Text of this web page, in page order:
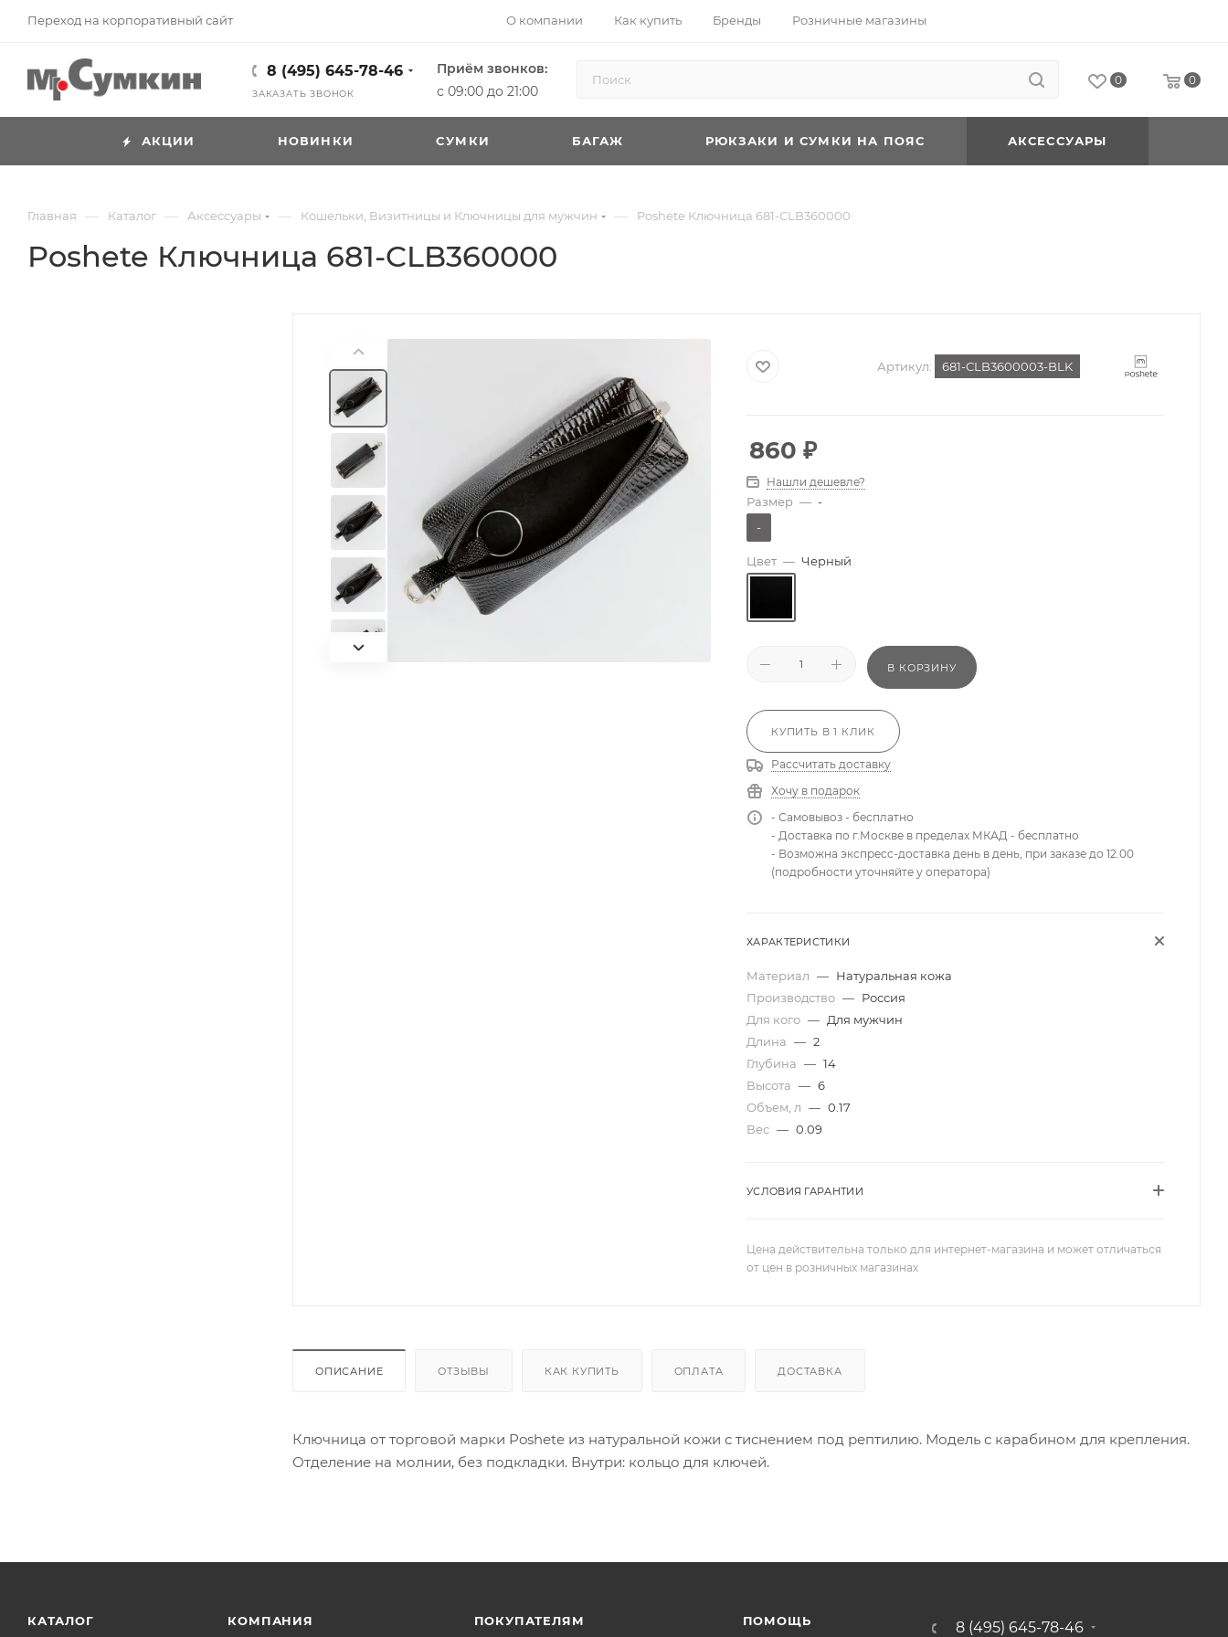
Переход на корпоративный сайт О компании Как купить Бренды Розничные магазины
8 (495) 645-78-46
ЗАКАЗАТЬ ЗВОНОК
Приём звонков:
с 09:00 до 21:00
0 0
АКЦИИ НОВИНКИ CУМКИ БАГАЖ РЮКЗАКИ И СУМКИ НА ПОЯС АКСЕССУАРЫ
Главная — Каталог — Аксессуары — Кошельки, Визитницы и Ключницы для мужчин — Poshete Ключница 681-CLB360000
Poshete Ключница 681-CLB360000
Артикул: 681-CLB3600003-BLK
860 ₽
Нашли дешевле?
Размер — -
-
Цвет — Черный
В КОРЗИНУ
КУПИТЬ В 1 КЛИК
Рассчитать доставку
Хочу в подарок
- Самовывоз - бесплатно
- Доставка по г.Москве в пределах МКАД - бесплатно
- Возможна экспресс-доставка день в день, при заказе до 12.00
(подробности уточняйте у оператора)
ХАРАКТЕРИСТИКИ
Материал — Натуральная кожа
Производство — Россия
Для кого — Для мужчин
Длина — 2
Глубина — 14
Высота — 6
Объем, л — 0.17
Вес — 0.09
УСЛОВИЯ ГАРАНТИИ
Цена действительна только для интернет-магазина и может отличаться
от цен в розничных магазинах
ОПИСАНИЕ ОТЗЫВЫ КАК КУПИТЬ ОПЛАТА ДОСТАВКА
Ключница от торговой марки Poshete из натуральной кожи с тиснением под рептилию. Модель с карабином для крепления.
Отделение на молнии, без подкладки. Внутри: кольцо для ключей.
КАТАЛОГ КОМПАНИЯ ПОКУПАТЕЛЯМ ПОМОЩЬ 8 (495) 645-78-46